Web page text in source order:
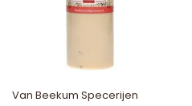
Van Beekum Specerijen